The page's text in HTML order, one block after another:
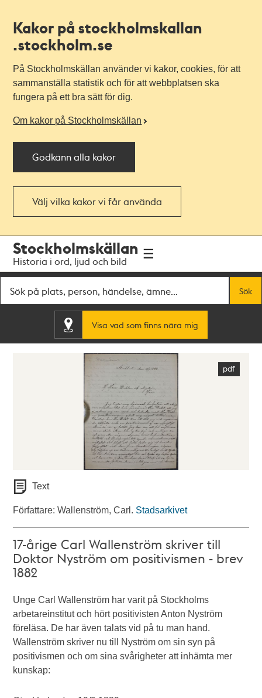
Kakor på stockholmskallan
.stockholm.se
På Stockholmskällan använder vi kakor, cookies, för att
sammanställa statistik och för att webbplatsen ska
fungera på ett bra sätt för dig.
Om kakor på Stockholmskällan
Godkänn alla kakor
Välj vilka kakor vi får använda
navigationen
huvudinnehållet
Stockholmskällan
Historia i ord, ljud och bild
Sök
Visa vad som finns nära mig
Text
Författare: Wallenström, Carl. Stadsarkivet
17-årige Carl Wallenström skriver till
Doktor Nyström om positivismen - brev
1882
Unge Carl Wallenström har varit på Stockholms
arbetareinstitut och hört positivisten Anton Nyström
föreläsa. De har även talats vid på tu man hand.
Wallenström skriver nu till Nyström om sin syn på
positivismen och om sina svårigheter att inhämta mer
kunskap: